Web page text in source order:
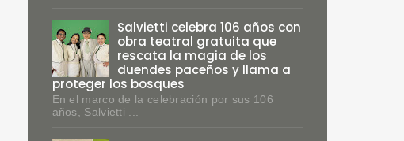
Salvietti celebra 106 años con
obra teatral gratuita que
rescata la magia de los
duendes paceños y llama a
proteger los bosques
En el marco de la celebración por sus 106
años, Salvietti ...